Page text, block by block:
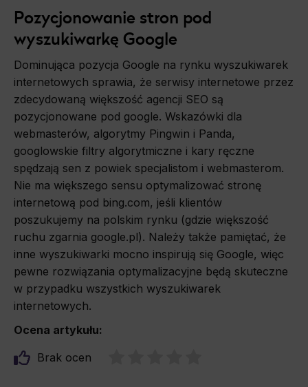
Pozycjonowanie stron pod
wyszukiwarkę Google
Dominująca pozycja Google na rynku wyszukiwarek
internetowych sprawia, że serwisy internetowe przez
zdecydowaną większość agencji SEO są
pozycjonowane pod google. Wskazówki dla
webmasterów, algorytmy Pingwin i Panda,
googlowskie filtry algorytmiczne i kary ręczne
spędzają sen z powiek specjalistom i webmasterom.
Nie ma większego sensu optymalizować stronę
internetową pod bing.com, jeśli klientów
poszukujemy na polskim rynku (gdzie większość
ruchu zgarnia google.pl). Należy także pamiętać, że
inne wyszukiwarki mocno inspirują się Google, więc
pewne rozwiązania optymalizacyjne będą skuteczne
w przypadku wszystkich wyszukiwarek
internetowych.
Ocena artykułu:
Brak ocen